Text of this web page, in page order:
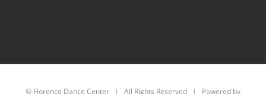
© Florence Dance Center | All Rights Reserved | Powered by